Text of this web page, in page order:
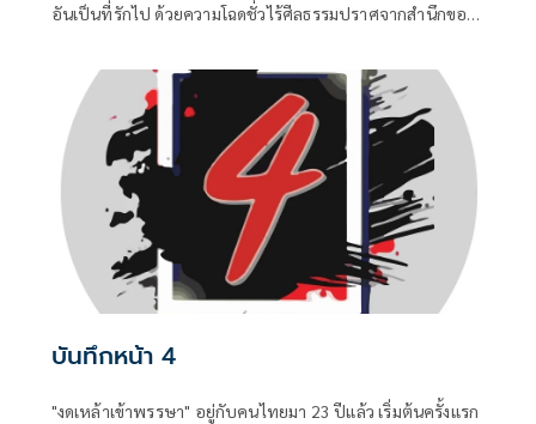
อันเป็นที่รักไป ด้วยความโฉดชั่วไร้ศีลธรรมปราศจากสำนึกของ
บันทึกหน้า 4
"งดเหล้าเข้าพรรษา" อยู่กับคนไทยมา 23 ปีแล้ว เริ่มต้นครั้งแรก